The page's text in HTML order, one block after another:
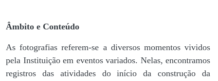
Âmbito e Conteúdo
As fotografias referem-se a diversos momentos vividos
pela Instituição em eventos variados. Nelas, encontramos
registros das atividades do início da construção da